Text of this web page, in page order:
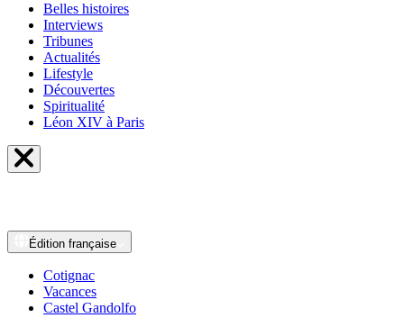
Belles histoires
Interviews
Tribunes
Actualités
Lifestyle
Découvertes
Spiritualité
Léon XIV à Paris
Édition française
Cotignac
Vacances
Castel Gandolfo